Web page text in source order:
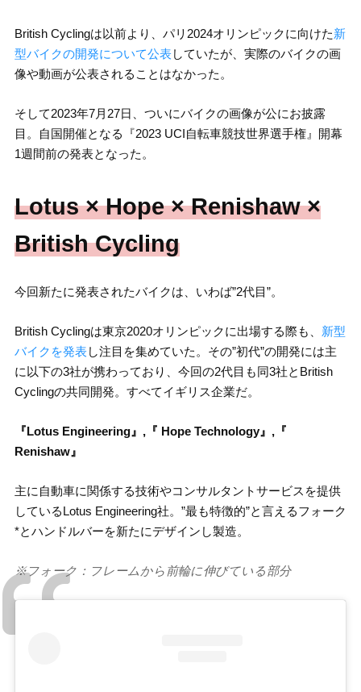
British Cyclingは以前より、パリ2024オリンピックに向けた新
型バイクの開発について公表していたが、実際のバイクの画
像や動画が公表されることはなかった。
そして2023年7月27日、ついにバイクの画像が公にお披露
目。自国開催となる『2023 UCI自転車競技世界選手権』開幕
1週間前の発表となった。
Lotus × Hope × Renishaw ×
British Cycling
今回新たに発表されたバイクは、いわば”2代目”。
British Cyclingは東京2020オリンピックに出場する際も、 新型
バイクを発表し注目を集めていた。その”初代”の開発には主
に以下の3社が携わっており、今回の2代目も同3社とBritish
Cyclingの共同開発。すべてイギリス企業だ。
『Lotus Engineering』,『 Hope Technology』,『
Renishaw』
主に自動車に関係する技術やコンサルタントサービスを提供
しているLotus Engineering社。”最も特徴的”と言えるフォーク
*とハンドルバーを新たにデザインし製造。
※フォーク：フレームから前輪に伸びている部分